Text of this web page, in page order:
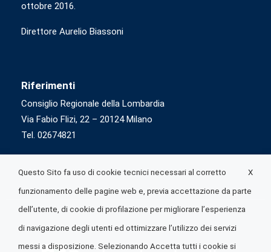
ottobre 2016.
Direttore Aurelio Biassoni
Riferimenti
Consiglio Regionale della Lombardia
Via Fabio Flizi, 22 – 20124 Milano
Tel. 02674821
X
Questo Sito fa uso di cookie tecnici necessari al corretto
funzionamento delle pagine web e, previa accettazione da parte
dell’utente, di cookie di profilazione per migliorare l’esperienza
di navigazione degli utenti ed ottimizzare l’utilizzo dei servizi
messi a disposizione. Selezionando Accetta tutti i cookie si